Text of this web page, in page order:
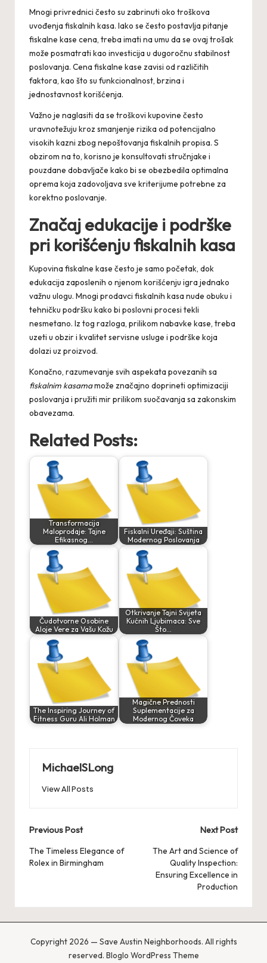
Mnogi privrednici često su zabrinuti oko troškova
uvođenja fiskalnih kasa. Iako se često postavlja pitanje
fiskalne kase cena, treba imati na umu da se ovaj trošak
može posmatrati kao investicija u dugoročnu stabilnost
poslovanja. Cena fiskalne kase zavisi od različitih
faktora, kao što su funkcionalnost, brzina i
jednostavnost korišćenja.
Važno je naglasiti da se troškovi kupovine često
uravnotežuju kroz smanjenje rizika od potencijalno
visokih kazni zbog nepoštovanja fiskalnih propisa. S
obzirom na to, korisno je konsultovati stručnjake i
pouzdane dobavljače kako bi se obezbedila optimalna
oprema koja zadovoljava sve kriterijume potrebne za
korektno poslovanje.
Značaj edukacije i podrške
pri korišćenju fiskalnih kasa
Kupovina fiskalne kase često je samo početak, dok
edukacija zaposlenih o njenom korišćenju igra jednako
važnu ulogu. Mnogi prodavci fiskalnih kasa nude obuku i
tehničku podršku kako bi poslovni procesi tekli
nesmetano. Iz tog razloga, prilikom nabavke kase, treba
uzeti u obzir i kvalitet servisne usluge i podrške koja
dolazi uz proizvod.
Konačno, razumevanje svih aspekata povezanih sa
fiskalnim kasamamože značajno doprineti optimizaciji
poslovanja i pružiti mir prilikom suočavanja sa zakonskim
obavezama.
Related Posts:
Transformacija
Maloprodaje: Tajne
Efikasnog…
Fiskalni Uređaji: Suština
Modernog Poslovanja
Čudotvorne Osobine
Aloje Vere za Vašu Kožu
Otkrivanje Tajni Svijeta
Kućnih Ljubimaca: Sve
Što…
The Inspiring Journey of
Fitness Guru Ali Holman
Magične Prednosti
Suplementacije za
Modernog Čoveka
MichaelSLong
View All Posts
Post
navigation
Previous Post
The Timeless Elegance of
Rolex in Birmingham
Next Post
The Art and Science of
Quality Inspection:
Ensuring Excellence in
Production
Copyright 2026 — Save Austin Neighborhoods. All rights
reserved. Bloglo WordPress Theme